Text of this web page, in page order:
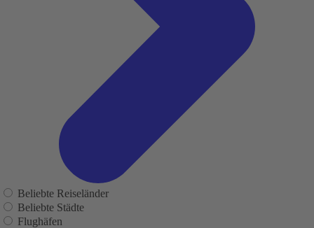
Beliebte Reiseländer
Beliebte Städte
Flughäfen